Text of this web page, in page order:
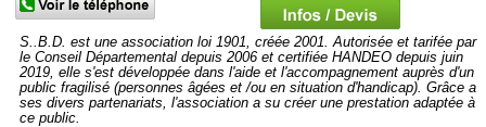
S..B.D. est une association loi 1901, créée 2001. Autorisée et tarifée par
le Conseil Départemental depuis 2006 et certifiée HANDEO depuis juin
2019, elle s'est développée dans l'aide et l'accompagnement auprès d'un
public fragilisé (personnes âgées et /ou en situation d'handicap). Grâce a
ses divers partenariats, l'association a su créer une prestation adaptée à
ce public.